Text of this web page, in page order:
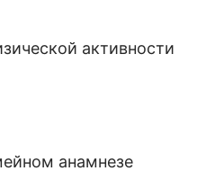
активности
анамнезе